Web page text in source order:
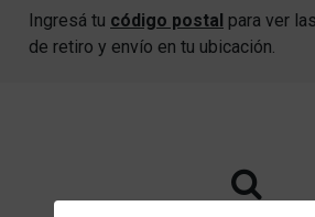
Ingresá tu código postal para ver
de retiro y envío en tu ubicación.